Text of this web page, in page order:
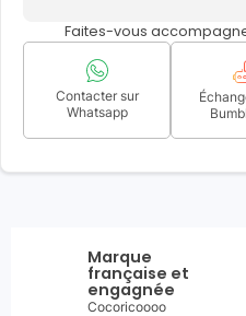
Faites-vous
Contacter sur
Whatsapp
Marque
française et
engagnée
Cocoricoooo